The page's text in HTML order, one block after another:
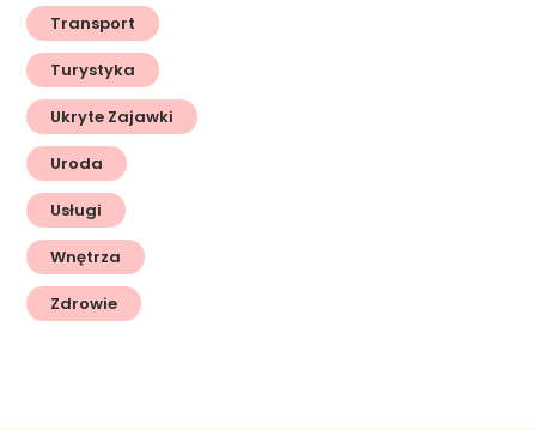
Transport
Turystyka
Ukryte Zajawki
Uroda
Usługi
Wnętrza
Zdrowie